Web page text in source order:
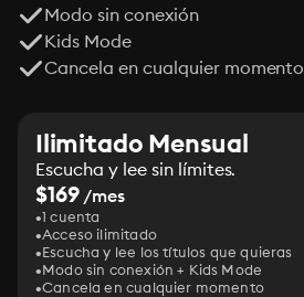
Modo sin conexión
Kids Mode
Cancela en cualquier momento
Ilimitado Mensual
Escucha y lee sin límites.
$169/mes
1 cuenta
Acceso ilimitado
Escucha y lee los títulos que quieras
Modo sin conexión + Kids Mode
Cancela en cualquier momento